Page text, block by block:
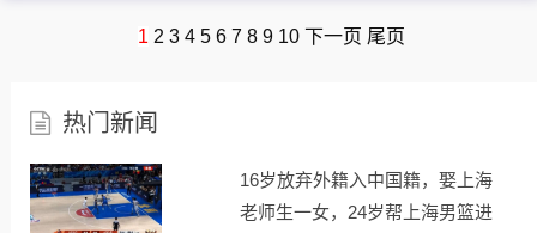
1 2 3 4 5 6 7 8 9 10 下一页 尾页
热门新闻
16岁放弃外籍入中国籍，娶上海
老师生一女，24岁帮上海男篮进